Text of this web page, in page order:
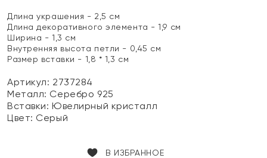
Длина украшения - 2,5 см
Длина декоративного элемента - 1,9 см
Ширина - 1,3 см
Внутренняя высота петли - 0,45 см
Размер вставки - 1,8 * 1,3 см
Артикул: 2737284
Металл: Серебро 925
Вставки:Ювелирный кристалл
Цвет: Серый
В ИЗБРАННОЕ